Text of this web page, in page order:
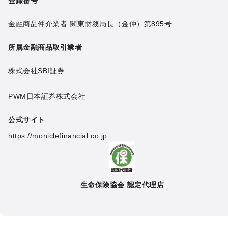
金融商品仲介業者 関東財務局長（金仲）第895号
所属金融商品取引業者
株式会社SBI証券
PWM日本証券株式会社
公式サイト
https://moniclefinancial.co.jp
生命保険協会 認定代理店